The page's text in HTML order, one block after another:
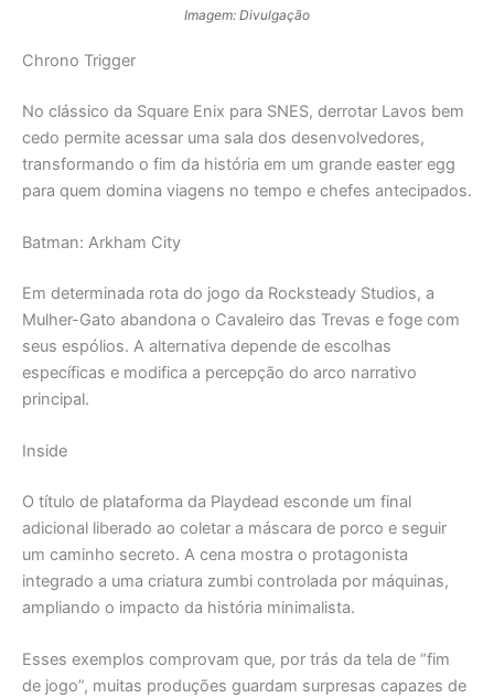
Imagem: Divulgação
Chrono Trigger
No clássico da Square Enix para SNES, derrotar Lavos bem
cedo permite acessar uma sala dos desenvolvedores,
transformando o fim da história em um grande easter egg
para quem domina viagens no tempo e chefes antecipados.
Batman: Arkham City
Em determinada rota do jogo da Rocksteady Studios, a
Mulher-Gato abandona o Cavaleiro das Trevas e foge com
seus espólios. A alternativa depende de escolhas
específicas e modifica a percepção do arco narrativo
principal.
Inside
O título de plataforma da Playdead esconde um final
adicional liberado ao coletar a máscara de porco e seguir
um caminho secreto. A cena mostra o protagonista
integrado a uma criatura zumbi controlada por máquinas,
ampliando o impacto da história minimalista.
Esses exemplos comprovam que, por trás da tela de “fim
de jogo”, muitas produções guardam surpresas capazes de